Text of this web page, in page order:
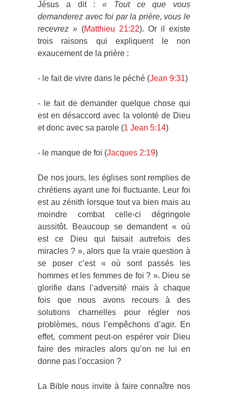
Jésus a dit : « Tout ce que vous
demanderez avec foi par la prière, vous le
recevrez » (Matthieu 21:22). Or il existe
trois raisons qui expliquent le non
exaucement de la prière :
- le fait de vivre dans le péché (Jean 9:31)
- le fait de demander quelque chose qui
est en désaccord avec la volonté de Dieu
et donc avec sa parole (1 Jean 5:14)
- le manque de foi (Jacques 2:19)
De nos jours, les églises sont remplies de
chrétiens ayant une foi fluctuante. Leur foi
est au zénith lorsque tout va bien mais au
moindre combat celle-ci dégringole
aussitôt. Beaucoup se demandent « où
est ce Dieu qui faisait autrefois des
miracles ? », alors que la vraie question à
se poser c’est « où sont passés les
hommes et les femmes de foi ? ». Dieu se
glorifie dans l’adversité mais à chaque
fois que nous avons recours à des
solutions charnelles pour régler nos
problèmes, nous l’empêchons d’agir. En
effet, comment peut-on espérer voir Dieu
faire des miracles alors qu’on ne lui en
donne pas l’occasion ?
La Bible nous invite à faire connaître nos